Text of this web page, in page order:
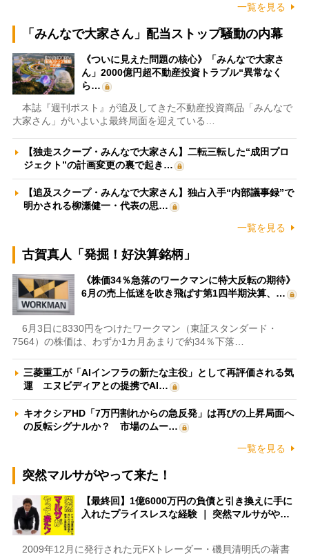
一覧を見る
「みんなで大家さん」配当ストップ騒動の内幕
《ついに見えた問題の核心》「みんなで大家さ
ん」2000億円超不動産投資トラブル“異常なく
ら…
本誌『週刊ポスト』が追及してきた不動産投資商品「みんなで
大家さん」がいよいよ最終局面を迎えている…
【独走スクープ・みんなで大家さん】二転三転した“成田プロ
ジェクト”の計画変更の裏で起き…
【追及スクープ・みんなで大家さん】独占入手“内部議事録”で
明かされる柳瀬健一・代表の思…
一覧を見る
古賀真人「発掘！好決算銘柄」
《株価34％急落のワークマンに特大反転の期待》
6月の売上低迷を吹き飛ばす第1四半期決算、…
6月3日に8330円をつけたワークマン（東証スタンダード・
7564）の株価は、わずか1カ月あまりで約34％下落…
三菱重工が「AIインフラの新たな主役」として再評価される気
運 エヌビディアとの提携でAI…
キオクシアHD「7万円割れからの急反発」は再びの上昇局面へ
の反転シグナルか？ 市場のムー…
一覧を見る
突然マルサがやって来た！
【最終回】1億6000万円の負債と引き換えに手に
入れたプライスレスな経験 ｜ 突然マルサがや…
2009年12月に発行された元FXトレーダー・磯貝清明氏の著書